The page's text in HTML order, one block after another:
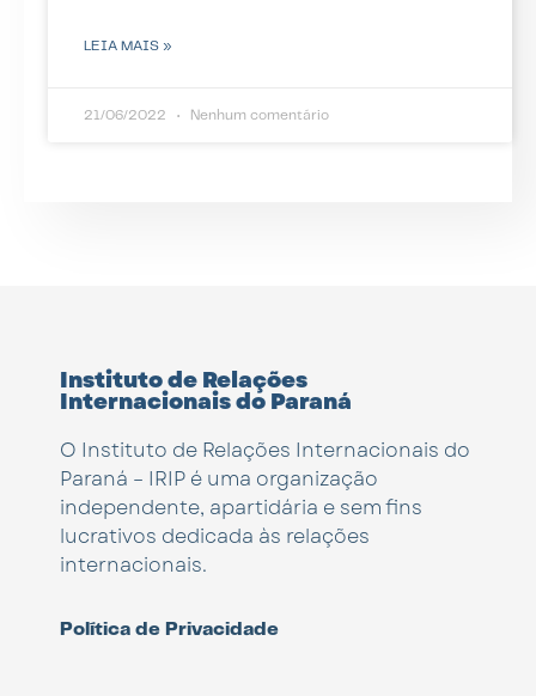
LEIA MAIS »
21/06/2022 Nenhum comentário
Instituto de Relações
Internacionais do Paraná
O Instituto de Relações Internacionais do
Paraná – IRIP é uma organização
independente, apartidária e sem fins
lucrativos dedicada às relações
internacionais.
Política de Privacidade